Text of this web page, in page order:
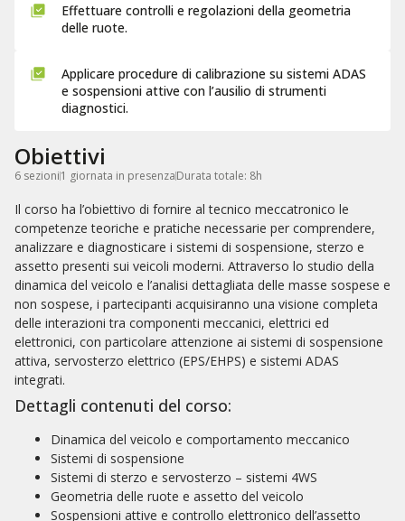
Effettuare controlli e regolazioni della geometria
delle ruote.
Applicare procedure di calibrazione su sistemi ADAS
e sospensioni attive con l’ausilio di strumenti
diagnostici.
Obiettivi
6 sezioni1 giornata in presenzaDurata totale: 8h
Il corso ha l’obiettivo di fornire al tecnico meccatronico le
competenze teoriche e pratiche necessarie per comprendere,
analizzare e diagnosticare i sistemi di sospensione, sterzo e
assetto presenti sui veicoli moderni. Attraverso lo studio della
dinamica del veicolo e l’analisi dettagliata delle masse sospese e
non sospese, i partecipanti acquisiranno una visione completa
delle interazioni tra componenti meccanici, elettrici ed
elettronici, con particolare attenzione ai sistemi di sospensione
attiva, servosterzo elettrico (EPS/EHPS) e sistemi ADAS
integrati.
Dettagli contenuti del corso:
Dinamica del veicolo e comportamento meccanico
Sistemi di sospensione
Sistemi di sterzo e servosterzo – sistemi 4WS
Geometria delle ruote e assetto del veicolo
Sospensioni attive e controllo elettronico dell’assetto